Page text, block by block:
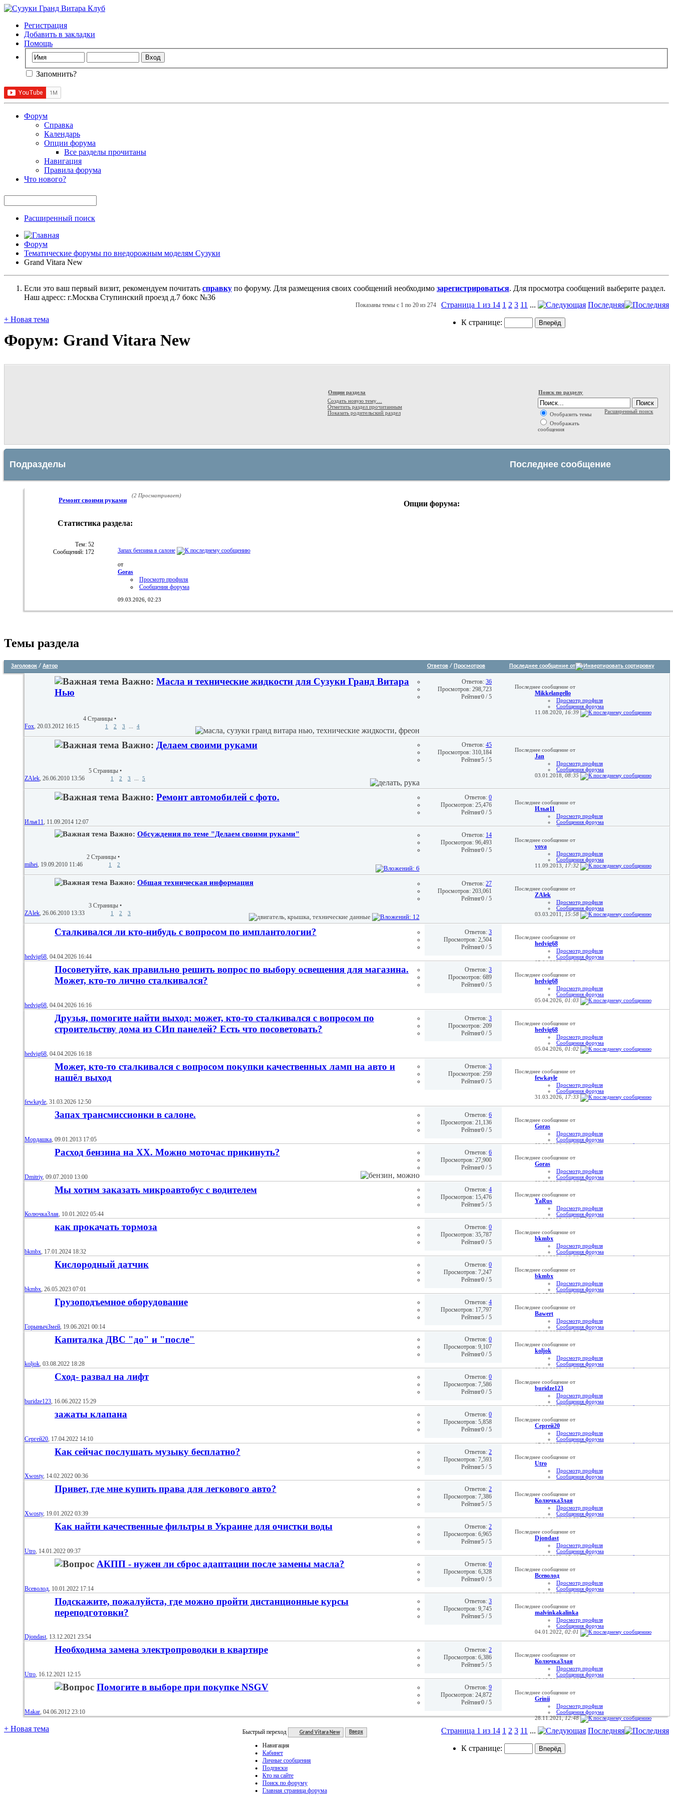
Регистрация
Добавить в закладки
Помощь
Запомнить?
Форум
Справка
Календарь
Опции форума
Все разделы прочитаны
Навигация
Правила форума
Что нового?
Расширенный поиск
Форум
Тематические форумы по внедорожным моделям Сузуки
Grand Vitara New
Если это ваш первый визит, рекомендуем почитать справку по форуму. Для размещения своих сообщений необходимо зарегистрироваться. Для просмотра сообщений выберите раздел.
Наш адресс: г.Москва Ступинский проезд д.7 бокс №36
+ Новая тема
Страница 1 из 14 1 2 3 11 ... Последняя
К странице:
Показаны темы с 1 по 20 из 274
Форум: Grand Vitara New
Опции раздела
Создать новую тему…
Отметить раздел прочитанным
Показать родительский раздел
Поиск по разделу
Отобразить темы
Отображать
сообщения
Расширенный поиск
Подразделы Последнее сообщение
Ремонт своими руками
(2 Просматривает)
Опции форума:
RSS
раздела
Статистика раздела:
Тем: 52
Сообщений: 172
Запах бензина в салоне
от
Goras
Просмотр профиля
Сообщения форума
09.03.2026, 02:23
Темы раздела
Заголовок / Автор Ответов/ Просмотров Последнее сообщение от
Важно: Масла и технические жидкости для Сузуки Гранд Витара
Нью
Fox ‎, 20.03.2012 16:15
4 Страницы •
1 2 3 4
Ответов:36
Просмотров: 298,723
Рейтинг0 / 5
Последнее сообщение от
Mikkelangello
Просмотр профиля
Сообщения форума
11.08.2020,
16:39
Важно: Делаем своими руками
ZAlek‎, 26.06.2010 13:56
5 Страницы •
1 2 3 ... 5
Ответов:45
Просмотров: 310,184
Рейтинг5 / 5
Последнее сообщение от
Jan
Просмотр профиля
Сообщения форума
03.01.2018, 08:35
Важно: Ремонт автомобилей с фото.
Илья11‎, 11.09.2014 12:07
Ответов:0
Просмотров: 25,476
Рейтинг0 / 5
Последнее сообщение от
Илья11
Просмотр профиля
Сообщения форума
Домашняя страница
Важно: Обсуждения по теме "Делаем своими руками"
mihei‎, 19.09.2010 11:46
2 Страницы •
1 2
Ответов: 14
Просмотров: 96,493
Рейтинг0 / 5
Последнее сообщение от
vova
Просмотр профиля
Сообщения форума
11.09.2013,
17:32
Важно: Общая техническая информация
ZAlek‎, 26.06.2010 13:33
3 Страницы •
1 2 3
Ответов:27
Просмотров: 203,061
Рейтинг0 / 5
Последнее сообщение от
ZAlek
Просмотр профиля
Сообщения форума
03.03.2011,
15:58
Сталкивался ли кто-нибудь с вопросом по имплантологии?
hedvig68‎, 04.04.2026 16:44
Ответов:3
Просмотров: 2,504
Рейтинг0 / 5
Последнее сообщение от
hedvig68
Просмотр профиля
Сообщения форума
05.04.2026,01:09
Посоветуйте, как правильно решить вопрос по выбору освещения для магазина.
Может, кто-то лично сталкивался?
hedvig68‎, 04.04.2026 16:16
Ответов:3
Просмотров: 689
Рейтинг0 / 5
Последнее сообщение от
hedvig68
Просмотр профиля
Сообщения форума
05.04.2026, 01:03
Друзья, помогите найти выход: может, кто-то сталкивался с вопросом по
строительству дома из СИп панелей? Есть что посоветовать?
hedvig68 ‎, 04.04.2026 16:18
Ответов:3
Просмотров: 209
Рейтинг0 / 5
Последнее сообщение от
hedvig68
Просмотр профиля
Сообщения форума
05.04.2026, 01:02
Может, кто-то сталкивался с вопросом покупки качественных ламп на авто и
нашёл выход
fewkayle‎, 31.03.2026 12:50
Ответов:3
Просмотров: 259
Рейтинг0 / 5
Последнее сообщение от
fewkayle
Просмотр профиля
Сообщения форума
31.03.2026,
17:33
Запах трансмиссионки в салоне.
Мордашка‎, 09.01.2013 17:05
Ответов:6
Просмотров: 21,136
Рейтинг0 / 5
Последнее сообщение от
Goras
Просмотр профиля
Сообщения форума
09.03.2026,02:32
Расход бензина на ХХ. Можно моточас прикинуть?
Dmitriy‎, 09.07.2010 13:00
Ответов:6
Просмотров: 27,900
Рейтинг0 / 5
Последнее сообщение от
Goras
Просмотр профиля
Сообщения форума
09.03.2026,02:18
Мы хотим заказать микроавтобус с водителем
КолючкаЗлая‎, 10.01.2022 05:44
Ответов:4
Просмотров: 15,476
Рейтинг5 / 5
Последнее сообщение от
YaRus
Просмотр профиля
Сообщения форума
01.08.2025,11:22
как прокачать тормоза
bkmbx‎, 17.01.2024 18:32
Ответов:0
Просмотров: 35,787
Рейтинг0 / 5
Последнее сообщение от
bkmbx
Просмотр профиля
Сообщения форума
17.01.2024,18:32
Кислородный датчик
bkmbx‎, 26.05.2023 07:01
Ответов:0
Просмотров: 7,247
Рейтинг0 / 5
Последнее сообщение от
bkmbx
Просмотр профиля
Сообщения форума
26.05.2023,07:01
Грузоподъемное оборудование
ГорынычЗмей ‎, 19.06.2021 00:14
Ответов:4
Просмотров: 17,797
Рейтинг5 / 5
Последнее сообщение от
Bawert
Просмотр профиля
Сообщения форума
26.12.2022,00:50
Капиталка ДВС "до" и "после"
koljok‎, 03.08.2022 18:28
Ответов:0
Просмотров: 9,107
Рейтинг0 / 5
Последнее сообщение от
koljok
Просмотр профиля
Сообщения форума
03.08.2022,18:28
Сход- развал на лифт
buridze123‎, 16.06.2022 15:29
Ответов:0
Просмотров: 7,586
Рейтинг0 / 5
Последнее сообщение от
buridze123
Просмотр профиля
Сообщения форума
16.06.2022,15:29
зажаты клапана
Сергей20 ‎, 17.04.2022 14:10
Ответов:0
Просмотров: 5,858
Рейтинг0 / 5
Последнее сообщение от
Сергей20
Просмотр профиля
Сообщения форума
17.04.2022,14:10
Как сейчас послушать музыку бесплатно?
Xwosty‎, 14.02.2022 00:36
Ответов:2
Просмотров: 7,593
Рейтинг5 / 5
Последнее сообщение от
Utro
Просмотр профиля
Сообщения форума
14.02.2022,18:12
Привет, где мне купить права для легкового авто?
Xwosty‎, 19.01.2022 03:39
Ответов:2
Просмотров: 7,386
Рейтинг5 / 5
Последнее сообщение от
КолючкаЗлая
Просмотр профиля
Сообщения форума
19.01.2022,16:52
Как найти качественные фильтры в Украине для очистки воды
Utro‎, 14.01.2022 09:37
Ответов:2
Просмотров: 6,965
Рейтинг5 / 5
Последнее сообщение от
Djondast
Просмотр профиля
Сообщения форума
14.01.2022,15:41
АКПП - нужен ли сброс адаптации после замены масла?
Всеволoд ‎, 10.01.2022 17:14
Ответов:0
Просмотров: 6,328
Рейтинг0 / 5
Последнее сообщение от
Всеволoд
Просмотр профиля
Сообщения форума
10.01.2022,17:14
Подскажите, пожалуйста, где можно пройти дистанционные курсы
переподготовки?
Djondast‎, 13.12.2021 23:54
Ответов:3
Просмотров: 9,745
Рейтинг5 / 5
Последнее сообщение от
malvinkakalinka
Просмотр профиля
Сообщения форума
04.01.2022, 02:01
Необходима замена электропроводки в квартире
Utro‎, 16.12.2021 12:15
Ответов:2
Просмотров: 6,386
Рейтинг5 / 5
Последнее сообщение от
КолючкаЗлая
Просмотр профиля
Сообщения форума
16.12.2021,23:06
Помогите в выборе при покупке NSGV
Makar ‎, 04.06.2012 23:10
Ответов:9
Просмотров: 24,872
Рейтинг0 / 5
Последнее сообщение от
Grinii
Просмотр профиля
Сообщения форума
28.11.2021,12:48
+ Новая тема Страница 1 из 14 1 2 3 11 ... Последняя
К странице:
Быстрый переход Grand Vitara New Вверх
Навигация
Кабинет
Личные сообщения
Подписки
Кто на сайте
Поиск по форуму
Главная страница форума